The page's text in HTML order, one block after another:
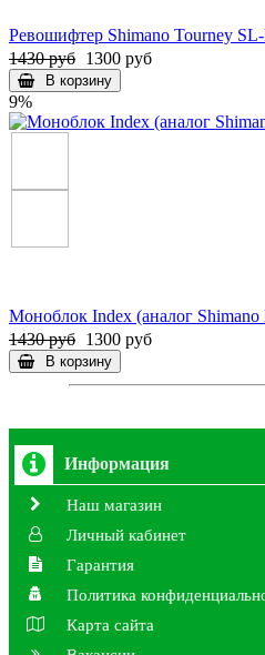
Ревошифтер Shimano Tourney
1430 руб 1300 руб
В корзину
9%
Моноблок Index (аналог Shimano
1430 руб 1300 руб
В корзину
Информация
Наш магазин
Личный кабинет
Гарантия
Политика
Карта сайта